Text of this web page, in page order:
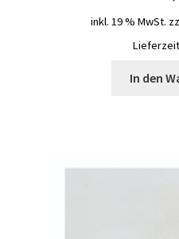
inkl. 19 % MwSt.
In den